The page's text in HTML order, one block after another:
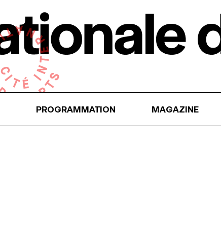
PROGRAMMATION MAGAZINE